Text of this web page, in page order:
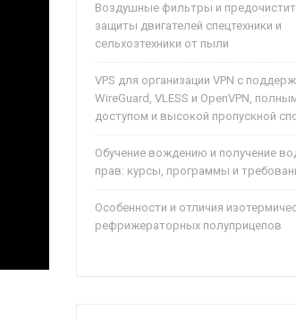
Воздушные фильтры и
защиты двигателей спецтехники и
сельхозтехники от пыли
VPS для организации VPN с
WireGuard, VLESS и OpenVPN,
доступом и высокой пропускной
Обучение вождению и получение
прав: курсы, программы и
Особенности и отличия
рефрижераторных полуприцепов